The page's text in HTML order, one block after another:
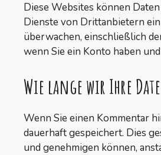
Diese Websites können
Dienste von Drittanbietern
überwachen, einschließlich
wenn Sie ein Konto haben
Wie lange wir Ihre
Wenn Sie einen Kommentar
dauerhaft gespeichert. Dies
und genehmigen können,